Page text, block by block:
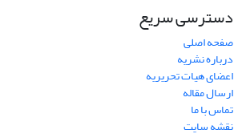
دسترسی سریع
صفحه اصلی
درباره نشریه
اعضای هیات تحریریه
ارسال مقاله
تماس با ما
نقشه سایت